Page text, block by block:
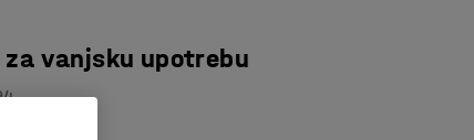
za vanjsku upotrebu